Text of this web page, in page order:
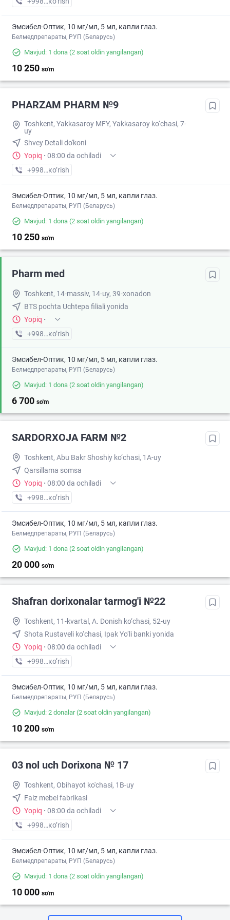
Эмсибел-Оптик, 10 мг/мл, 5 мл, капли глаз.
Белмедпрепараты, РУП (Беларусь)
Mavjud: 1 dona (2 soat oldin yangilangan)
10 250 so'm
PHARZAM PHARM №9
Toshkent, Yakkasaroy MFY, Yakkasaroy ko‘chasi, 7-
uy
Shvey Detali do'koni
Yopiq · 08:00 da ochiladi
+998 (77) XXX-XX-XX
кo’rish
Эмсибел-Оптик, 10 мг/мл, 5 мл, капли глаз.
Белмедпрепараты, РУП (Беларусь)
Mavjud: 1 dona (2 soat oldin yangilangan)
10 250 so'm
Pharm med
Toshkent, 14-massiv, 14-uy, 39-xonadon
BTS pochta Uchtepa filiali yonida
Yopiq ·
+998 (91) XXX-XX-XX
кo’rish
Эмсибел-Оптик, 10 мг/мл, 5 мл, капли глаз.
Белмедпрепараты, РУП (Беларусь)
Mavjud: 1 dona (2 soat oldin yangilangan)
6 700 so'm
SARDORXOJA FARM №2
Toshkent, Abu Bakr Shoshiy ko‘chasi, 1A-uy
Qarsillama somsa
Yopiq · 08:00 da ochiladi
+998 (77) XXX-XX-XX
кo’rish
Эмсибел-Оптик, 10 мг/мл, 5 мл, капли глаз.
Белмедпрепараты, РУП (Беларусь)
Mavjud: 1 dona (2 soat oldin yangilangan)
20 000 so'm
Shafran dorixonalar tarmog'i №22
Toshkent, 11-kvartal, A. Donish ko‘chasi, 52-uy
Shota Rustaveli ko‘chasi, Ipak Yo‘li banki yonida
Yopiq · 08:00 da ochiladi
+998 (99) XXX-XX-XX
кo’rish
Эмсибел-Оптик, 10 мг/мл, 5 мл, капли глаз.
Белмедпрепараты, РУП (Беларусь)
Mavjud: 2 donalar(2 soat oldin yangilangan)
10 200 so'm
03 nol uch Dorixona № 17
Toshkent, Obihayot ko'chasi, 1B-uy
Faiz mebel fabrikasi
Yopiq · 08:00 da ochiladi
+998 (77) XXX-XX-XX
кo’rish
Эмсибел-Оптик, 10 мг/мл, 5 мл, капли глаз.
Белмедпрепараты, РУП (Беларусь)
Mavjud: 1 dona (2 soat oldin yangilangan)
10 000 so'm